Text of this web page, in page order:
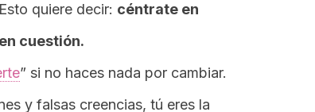
quiere decir: céntrate en
cuestión.
” si no haces nada por cambiar.
y falsas creencias, tú eres la